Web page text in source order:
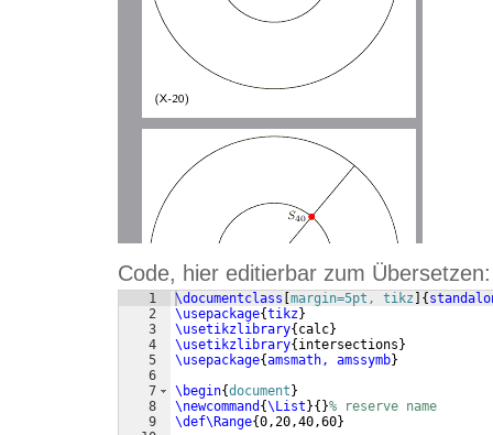
Code, hier editierbar zum Übersetzen:
1
2
3
4
5
6
7
8
9
\documentclass margin=5pt, tikz {
\usepackage{tikz}
\usetikzlibrary{ calc}
\usetikzlibrary{ intersections }
\usepackage{amsmath, amssymb}
\begin{document }
\newcommand {\List }{ }% reserve name
\def\Range{0,20,40,60}